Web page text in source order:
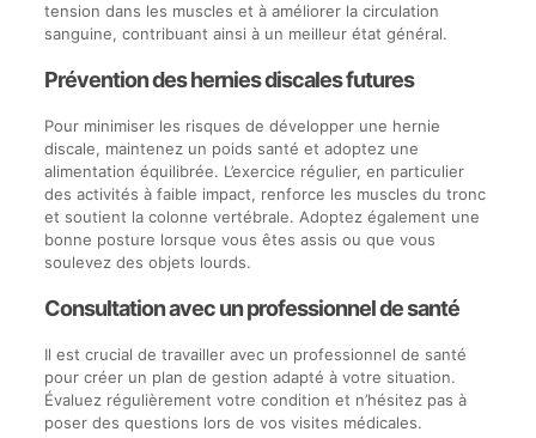
tension dans les muscles et à améliorer la circulation
sanguine, contribuant ainsi à un meilleur état général.
Prévention des hernies discales futures
Pour minimiser les risques de développer une hernie
discale, maintenez un poids santé et adoptez une
alimentation équilibrée. L’exercice régulier, en particulier
des activités à faible impact, renforce les muscles du tronc
et soutient la colonne vertébrale. Adoptez également une
bonne posture lorsque vous êtes assis ou que vous
soulevez des objets lourds.
Consultation avec un professionnel de santé
Il est crucial de travailler avec un professionnel de santé
pour créer un plan de gestion adapté à votre situation.
Évaluez régulièrement votre condition et n’hésitez pas à
poser des questions lors de vos visites médicales.